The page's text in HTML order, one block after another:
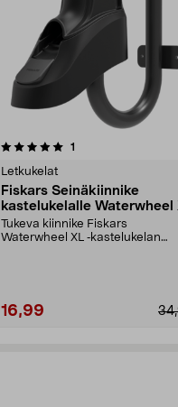
1
Letkukelat
Fiskars Seinäkiinnike
kastelukelalle Waterwheel
Tukeva kiinnike Fiskars
Waterwheel XL ‑kastelukelan
16,99
5.0 viidestä